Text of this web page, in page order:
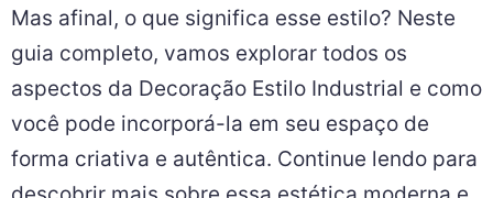
Mas afinal, o que significa esse estilo? Neste
guia completo, vamos explorar todos os
aspectos da Decoração Estilo Industrial e como
você pode incorporá-la em seu espaço de
forma criativa e autêntica. Continue lendo para